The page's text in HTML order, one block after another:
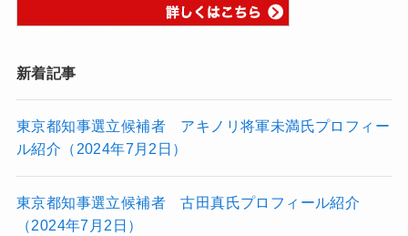
新着記事
東京都知事選立候補者 アキノリ将軍未満氏プロフィー
ル紹介（2024年7月2日）
東京都知事選立候補者 古田真氏プロフィール紹介
（2024年7月2日）